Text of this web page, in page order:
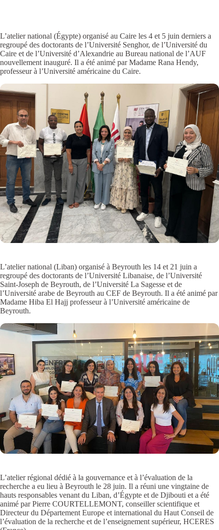
L’atelier national (Égypte) organisé au Caire les 4 et 5 juin derniers a
regroupé des doctorants de l’Université Senghor, de l’Université du
Caire et de l’Université d’Alexandrie au Bureau national de l’AUF
nouvellement inauguré. Il a été animé par Madame Rana Hendy,
professeur à l’Université américaine du Caire.
L’atelier national (Liban) organisé à Beyrouth les 14 et 21 juin a
regroupé des doctorants de l’Université Libanaise, de l’Université
Saint-Joseph de Beyrouth, de l’Université La Sagesse et de
l’Université arabe de Beyrouth au CEF de Beyrouth. Il a été animé par
Madame Hiba El Hajj professeur à l’Université américaine de
Beyrouth.
L’atelier régional dédié à la gouvernance et à l’évaluation de la
recherche a eu lieu à Beyrouth le 28 juin. Il a réuni une vingtaine de
hauts responsables venant du Liban, d’Égypte et de Djibouti et a été
animé par Pierre COURTELLEMONT, conseiller scientifique et
Directeur du Département Europe et international du Haut Conseil de
l’évaluation de la recherche et de l’enseignement supérieur, HCERES